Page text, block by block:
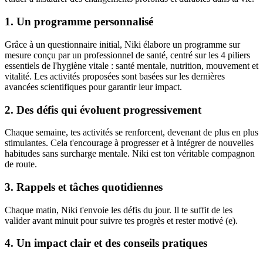
1. Un programme personnalisé
Grâce à un questionnaire initial, Niki élabore un programme sur
mesure conçu par un professionnel de santé, centré sur les 4 piliers
essentiels de l'hygiène vitale : santé mentale, nutrition, mouvement et
vitalité. Les activités proposées sont basées sur les dernières
avancées scientifiques pour garantir leur impact.
2. Des défis qui évoluent progressivement
Chaque semaine, tes activités se renforcent, devenant de plus en plus
stimulantes. Cela t'encourage à progresser et à intégrer de nouvelles
habitudes sans surcharge mentale. Niki est ton véritable compagnon
de route.
3. Rappels et tâches quotidiennes
Chaque matin, Niki t'envoie les défis du jour. Il te suffit de les
valider avant minuit pour suivre tes progrès et rester motivé (e).
4. Un impact clair et des conseils pratiques